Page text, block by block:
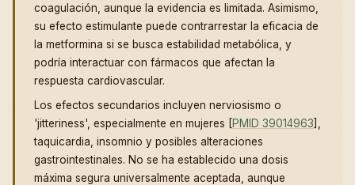
coagulación, aunque la evidencia es limitada. Asimismo,
su efecto estimulante puede contrarrestar la eficacia de
la metformina si se busca estabilidad metabólica, y
podría interactuar con fármacos que afectan la
respuesta cardiovascular.
Los efectos secundarios incluyen nerviosismo o
'jitteriness', especialmente en mujeres [PMID 39014963],
taquicardia, insomnio y posibles alteraciones
gastrointestinales. No se ha establecido una dosis
máxima segura universalmente aceptada, aunque